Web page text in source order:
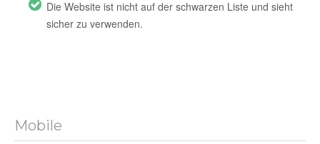
Die Website ist nicht auf der schwarzen Liste und sieht
sicher zu verwenden.
Mobile